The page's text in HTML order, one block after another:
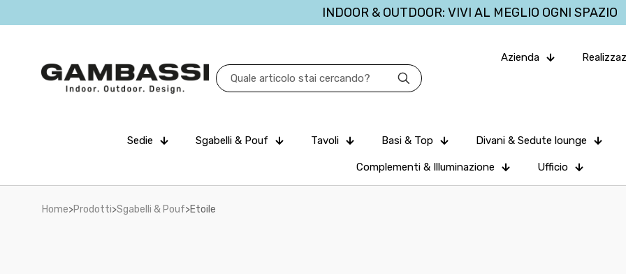
INDOOR & OUTDOOR: VIVI AL MEGLIO OGNI SPAZIO
Azienda
Sedie Sgabelli & Pouf Tavoli Basi & Top Divani & Sedute lounge
Complementi & Illuminazione Ufficio
Home>Prodotti>Sgabelli & Pouf>Etoile